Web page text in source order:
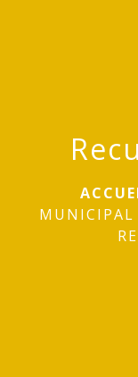
MUNICIPAL